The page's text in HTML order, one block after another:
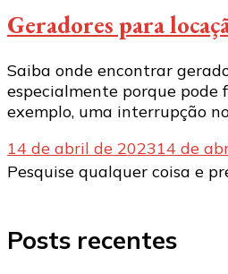
Geradores para
Saiba onde encontrar
especialmente porque pode
exemplo, uma interrupção
14 de abril de 202314 de
Procurando
Pesquise qualquer coisa e
Posts recentes